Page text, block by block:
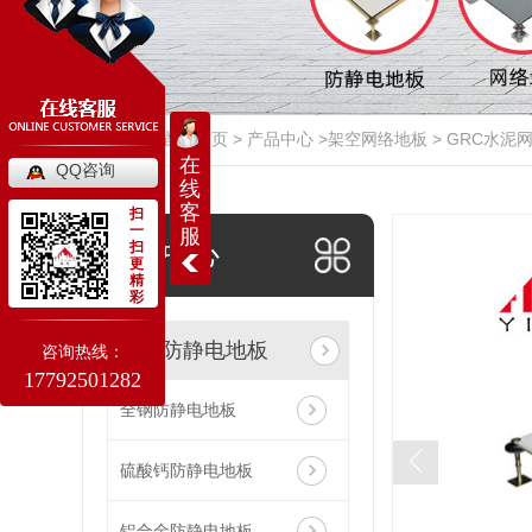
当前位置：首页 > 产品中心 >架空网络地板 > GRC水泥
产品中心
架空防静电地板
全钢防静电地板
硫酸钙防静电地板
在
线
客
服
QQ咨询
扫
一
扫
更
精
彩
咨询热线：
17792501282